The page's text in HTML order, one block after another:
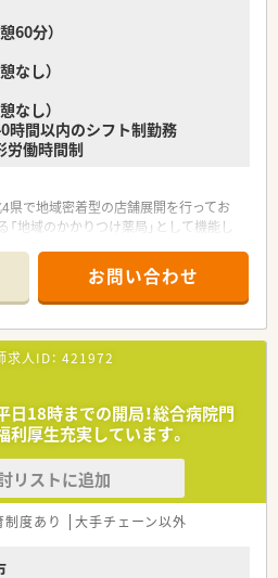
60分）
なし）
なし）
時間以内のシフト制勤務
働時間制
で地域密着型の店舗展開を行ってお
「地域のかかりつけ薬局」として機能し
局まで多様な形態の店舗を運営してお
実務経験を積むことが可能な法人です。
は無菌調剤室を設置しており、自社のみ
して高度な在宅医療を支える体制があ
いて】
分の場所に位置し、内科や小児科をメ
方箋を安定して応需しております。
1名、事務3名の体制を整えており、1人
30枚に抑え業務負担を軽減していま
好な関係を築いており、多品目の処方箋
疾患に関する知識を習得できる環境で
お問い合わせ
求人ID： 421972
日18時までの開局！総合病院門
厚生充実しています。
リストに追加
制度あり 大手チェーン以外